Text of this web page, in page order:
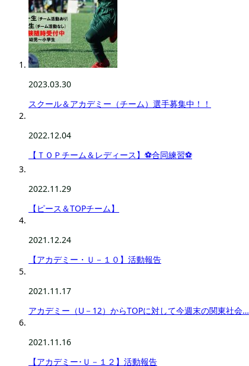
2023.03.30
スクール＆アカデミー（チーム）選手募集中！！
2022.12.04
【ＴＯＰチーム＆レディース】⚽合同練習⚽
2022.11.29
【ピース＆TOPチーム】
2021.12.24
【アカデミー・Ｕ－１０】活動報告
2021.11.17
アカデミー（U－12）からTOPに対して今週末の関東社会…
2021.11.16
【アカデミー･Ｕ－１２】活動報告